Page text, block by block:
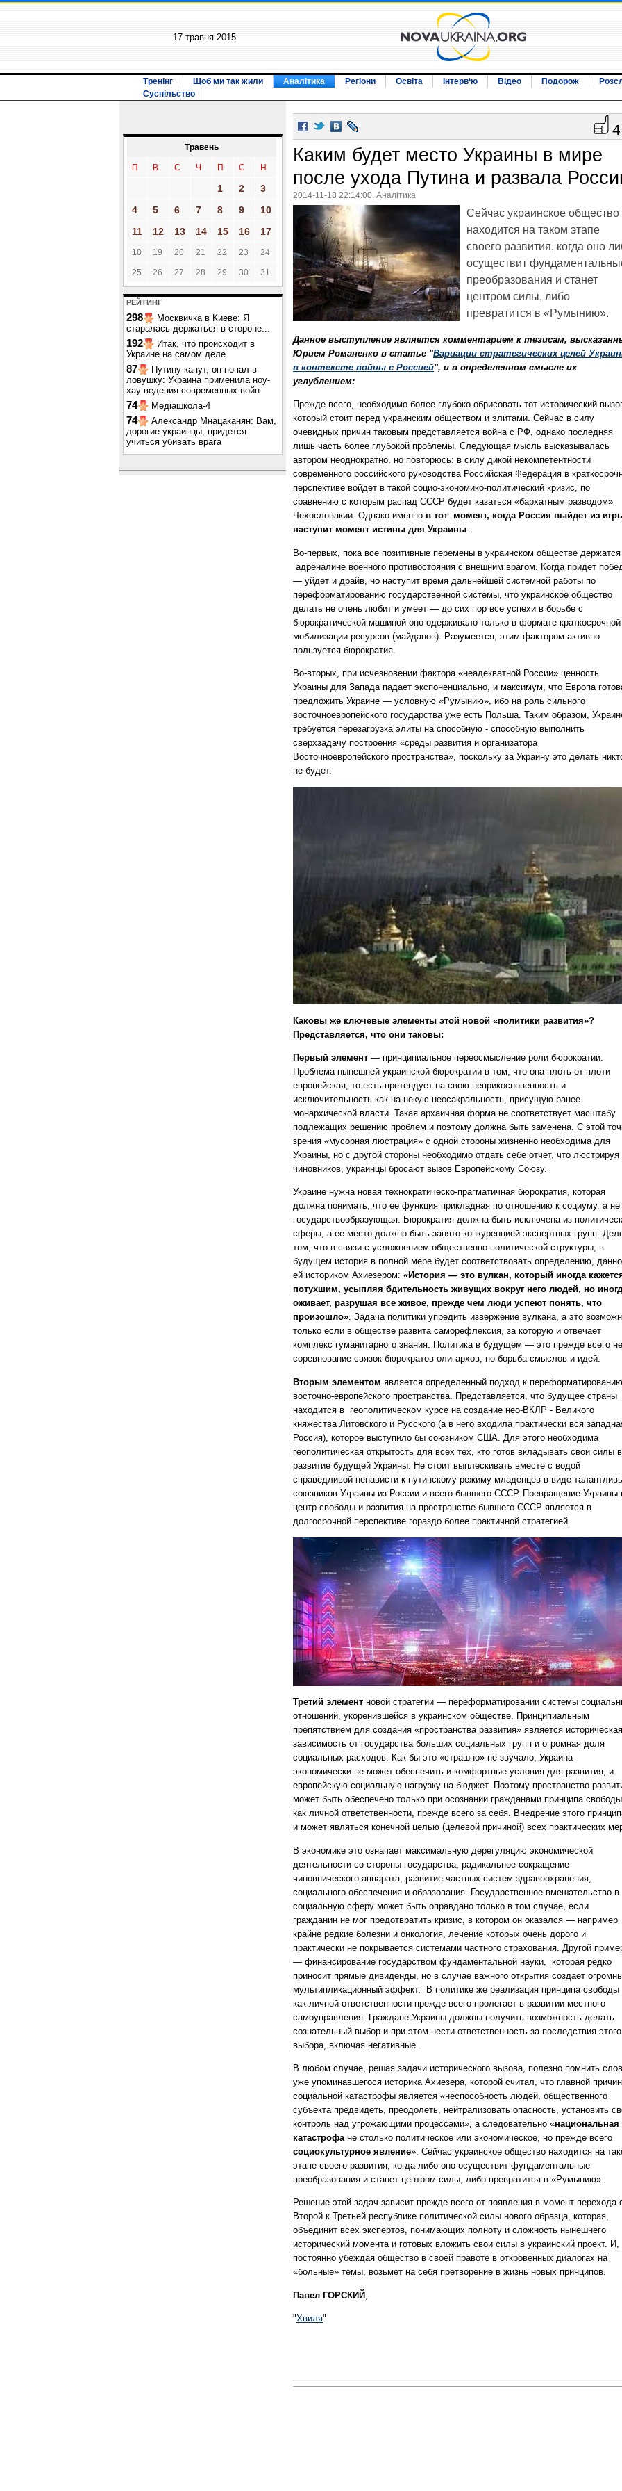
17 травня 2015
Тренінг Щоб ми так жили Аналітика Регіони Освіта Інтерв‘ю Відео Подорож
Суспільство
Травень
П В С Ч П С Н
1 2
3
4
5 6 7 8 9
10
11
12 13 14 15 16 17
18 19 20 21 22 23 24
25 26 27 28 29 30 31
РЕЙТИНГ
298
Москвичка в Киеве: Я
старалась держаться в стороне...
192
Итак, что происходит в
Украине на самом деле
87
Путину капут, он попал в
ловушку: Украина применила ноу-
хау ведения современных войн
74 Медіашкола-4
74
Александр Мнацаканян: Вам,
дорогие украинцы, придется
учиться убивать врага
4
Каким будет место Украины в мире
после ухода Путина и развала
2014-11-18 22:14:00. Аналітика
Сейчас украинское общество
находится на таком этапе
своего развития, когда оно
осуществит
преобразования и станет
центром силы, либо
превратится в «Румынию».
Данное выступление является комментарием к тезисам,
Юрием Романенко в статье "Вариации стратегических целей
в контексте войны с Россией", и в определенном смысле их
углублением:
Прежде всего, необходимо более глубоко обрисовать тот исторический
который стоит перед украинским обществом и элитами. Сейчас в силу
очевидных причин таковым представляется война с РФ, однако последняя
лишь часть более глубокой проблемы. Следующая мысль высказывалась
автором неоднократно, но повторюсь: в силу дикой некомпетентности
современного российского руководства Российская Федерация в
перспективе войдет в такой социо-экономико-политический кризис, по
сравнению с которым распад СССР будет казаться «бархатным разводом»
Чехословакии. Однако именно в тот момент, когда Россия выйдет из
наступит момент истины для Украины.
Во-первых, пока все позитивные перемены в украинском обществе
адреналине военного противостояния с внешним врагом. Когда придет
— уйдет и драйв, но наступит время дальнейшей системной работы по
переформатированию государственной системы, что украинское общество
делать не очень любит и умеет — до сих пор все успехи в борьбе с
бюрократической машиной оно одерживало только в формате краткосрочной
мобилизации ресурсов (майданов). Разумеется, этим фактором активно
пользуется бюрократия.
Во-вторых, при исчезновении фактора «неадекватной России» ценность
Украины для Запада падает экспоненциально, и максимум, что Европа
предложить Украине — условную «Румынию», ибо на роль сильного
восточноевропейского государства уже есть Польша. Таким образом,
требуется перезагрузка элиты на способную - способную выполнить
сверхзадачу построения «среды развития и организатора
Восточноевропейского пространства», поскольку за Украину это делать
не будет.
Каковы же ключевые элементы этой новой «политики развития»?
Представляется, что они таковы:
Первый элемент — принципиальное переосмысление роли бюрократии.
Проблема нынешней украинской бюрократии в том, что она плоть от плоти
европейская, то есть претендует на свою неприкосновенность и
исключительность как на некую неосакральность, присущую ранее
монархической власти. Такая архаичная форма не соответствует масштабу
подлежащих решению проблем и поэтому должна быть заменена. С этой
зрения «мусорная люстрация» с одной стороны жизненно необходима для
Украины, но с другой стороны необходимо отдать себе отчет, что люстрируя
чиновников, украинцы бросают вызов Европейскому Союзу.
Украине нужна новая технократическо-прагматичная бюрократия, которая
должна понимать, что ее функция прикладная по отношению к социуму, а не
государствообразующая. Бюрократия должна быть исключена из
сферы, а ее место должно быть занято конкуренцией экспертных групп.
том, что в связи с усложнением общественно-политической структуры, в
будущем история в полной мере будет соответствовать определению,
ей историком Ахиезером: «История — это вулкан, который иногда
потухшим, усыпляя бдительность живущих вокруг него людей, но
оживает, разрушая все живое, прежде чем люди успеют понять, что
произошло». Задача политики упредить извержение вулкана, а это
только если в обществе развита саморефлексия, за которую и отвечает
комплекс гуманитарного знания. Политика в будущем — это прежде всего не
соревнование связок бюрократов-олигархов, но борьба смыслов и идей.
Вторым элементом является определенный подход к переформатированию
восточно-европейского пространства. Представляется, что будущее страны
находится в геополитическом курсе на создание нео-ВКЛР - Великого
княжества Литовского и Русского (а в него входила практически вся
Россия), которое выступило бы союзником США. Для этого необходима
геополитическая открытость для всех тех, кто готов вкладывать свои силы в
развитие будущей Украины. Не стоит выплескивать вместе с водой
справедливой ненависти к путинскому режиму младенцев в виде
союзников Украины из России и всего бывшего СССР. Превращение Украины
центр свободы и развития на пространстве бывшего СССР является в
долгосрочной перспективе гораздо более практичной стратегией.
Третий элемент новой стратегии — переформатировании системы
отношений, укоренившейся в украинском обществе. Принципиальным
препятствием для создания «пространства развития» является историческая
зависимость от государства больших социальных групп и огромная доля
социальных расходов. Как бы это «страшно» не звучало, Украина
экономически не может обеспечить и комфортные условия для развития, и
европейскую социальную нагрузку на бюджет. Поэтому пространство
может быть обеспечено только при осознании гражданами принципа
как личной ответственности, прежде всего за себя. Внедрение этого
и может являться конечной целью (целевой причиной) всех практических
В экономике это означает максимальную дерегуляцию экономической
деятельности со стороны государства, радикальное сокращение
чиновнического аппарата, развитие частных систем здравоохранения,
социального обеспечения и образования. Государственное вмешательство в
социальную сферу может быть оправдано только в том случае, если
гражданин не мог предотвратить кризис, в котором он оказался — например
крайне редкие болезни и онкология, лечение которых очень дорого и
практически не покрывается системами частного страхования. Другой
— финансирование государством фундаментальной науки, которая редко
приносит прямые дивиденды, но в случае важного открытия создает
мультипликационный эффект. В политике же реализация принципа свободы
как личной ответственности прежде всего пролегает в развитии местного
самоуправления. Граждане Украины должны получить возможность делать
сознательный выбор и при этом нести ответственность за последствия этого
выбора, включая негативные.
В любом случае, решая задачи исторического вызова, полезно помнить
уже упоминавшегося историка Ахиезера, которой считал, что главной
социальной катастрофы является «неспособность людей, общественного
субъекта предвидеть, преодолеть, нейтрализовать опасность, установить
контроль над угрожающими процессами», а следовательно «национальная
катастрофа не столько политическое или экономическое, но прежде всего
социокультурное явление». Сейчас украинское общество находится на
этапе своего развития, когда либо оно осуществит фундаментальные
преобразования и станет центром силы, либо превратится в «Румынию».
Решение этой задач зависит прежде всего от появления в момент перехода
Второй к Третьей республике политической силы нового образца, которая,
объединит всех экспертов, понимающих полноту и сложность нынешнего
исторический момента и готовых вложить свои силы в украинский проект. И,
постоянно убеждая общество в своей правоте в откровенных диалогах на
«больные» темы, возьмет на себя претворение в жизнь новых принципов.
Павел ГОРСКИЙ
"Хвиля"